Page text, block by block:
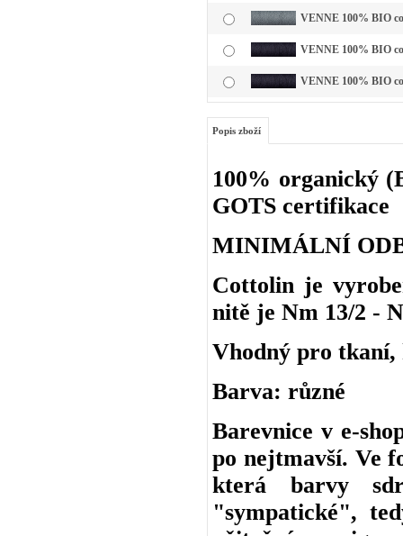
VENNE 100% BIO
VENNE 100% BIO
VENNE 100% BIO
Popis zboží
100% organický
GOTS certifikace
MINIMÁLNÍ
Cottolin je
nitě je Nm 13/2 -
Vhodný pro tkaní,
Barva: různé
Barevnice v e-
po nejtmavší. Ve
která barvy
"sympatické",